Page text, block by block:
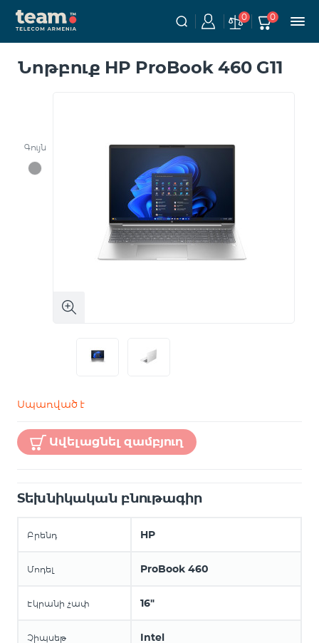
0 0
Նոթբուք HP ProBook 460 G11
Գույն
Սպառված է
Ավելացնել զամբյուղ
Տեխնիկական բնութագիր
Բրենդ HP
Մոդել ProBook 460
Էկրանի չափ 16"
Չիպսեթ
Intel